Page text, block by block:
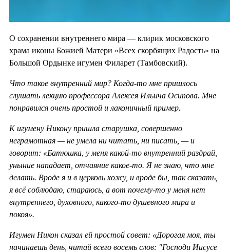
О сохранении внутреннего мира — клирик московского
храма иконы Божией Матери «Всех скорбящих Радость» на
Большой Ордынке игумен Филарет (Тамбовский).
Что такое внутренний мир? Когда-то мне пришлось
слушать лекцию профессора Алексея Ильича Осипова. Мне
понравился очень простой и лаконичный пример.
К игумену Никону пришла старушка, совершенно
неграмотная — не умела ни читать, ни писать, — и
говорит: «Батюшка, у меня какой-то внутренний раздрай,
уныние нападает, отчаяние какое-то. Я не знаю, что мне
делать. Вроде я и в церковь хожу, и вроде бы, так сказать,
я всё соблюдаю, стараюсь, а вот почему-то у меня нет
внутреннего, духовного, какого-то душевного мира и
покоя».
Игумен Никон сказал ей простой совет: «Дорогая моя, ты
начинаешь день, читай всего восемь слов: "Господи Иисусе